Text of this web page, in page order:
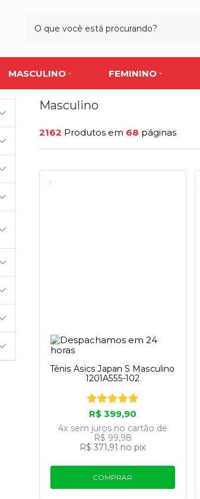
MASCULINO FEMININO
Masculino
2162 Produtos em 68 páginas
Tênis Asics Japan S Masculino
1201A555-102
R$ 399,90
4x sem juros no cartão de
R$ 99,98
R$ 371,91 no pix
COMPRAR